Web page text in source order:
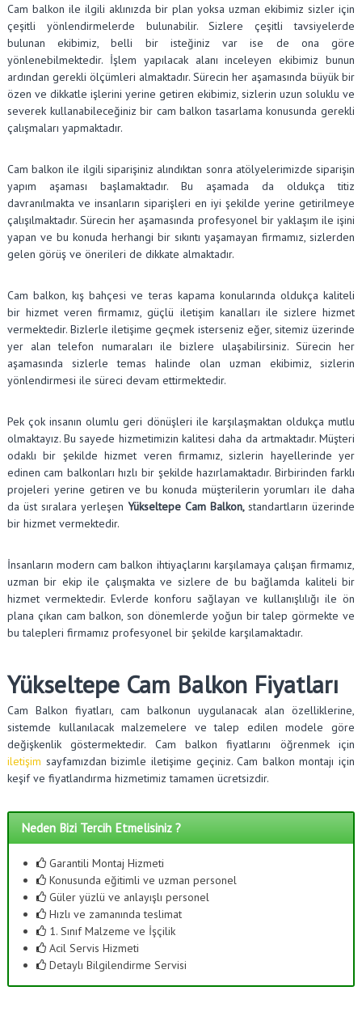
Cam balkon ile ilgili aklınızda bir plan yoksa uzman ekibimiz sizler için
çeşitli yönlendirmelerde bulunabilir. Sizlere çeşitli tavsiyelerde
bulunan ekibimiz, belli bir isteğiniz var ise de ona göre
yönlenebilmektedir. İşlem yapılacak alanı inceleyen ekibimiz bunun
ardından gerekli ölçümleri almaktadır. Sürecin her aşamasında büyük bir
özen ve dikkatle işlerini yerine getiren ekibimiz, sizlerin uzun soluklu ve
severek kullanabileceğiniz bir cam balkon tasarlama konusunda gerekli
çalışmaları yapmaktadır.
Cam balkon ile ilgili siparişiniz alındıktan sonra atölyelerimizde siparişin
yapım aşaması başlamaktadır. Bu aşamada da oldukça titiz
davranılmakta ve insanların siparişleri en iyi şekilde yerine getirilmeye
çalışılmaktadır. Sürecin her aşamasında profesyonel bir yaklaşım ile işini
yapan ve bu konuda herhangi bir sıkıntı yaşamayan firmamız, sizlerden
gelen görüş ve önerileri de dikkate almaktadır.
Cam balkon, kış bahçesi ve teras kapama konularında oldukça kaliteli
bir hizmet veren firmamız, güçlü iletişim kanalları ile sizlere hizmet
vermektedir. Bizlerle iletişime geçmek isterseniz eğer, sitemiz üzerinde
yer alan telefon numaraları ile bizlere ulaşabilirsiniz. Sürecin her
aşamasında sizlerle temas halinde olan uzman ekibimiz, sizlerin
yönlendirmesi ile süreci devam ettirmektedir.
Pek çok insanın olumlu geri dönüşleri ile karşılaşmaktan oldukça mutlu
olmaktayız. Bu sayede hizmetimizin kalitesi daha da artmaktadır. Müşteri
odaklı bir şekilde hizmet veren firmamız, sizlerin hayellerinde yer
edinen cam balkonları hızlı bir şekilde hazırlamaktadır. Birbirinden farklı
projeleri yerine getiren ve bu konuda müşterilerin yorumları ile daha
da üst sıralara yerleşen Yükseltepe Cam Balkon,standartların üzerinde
bir hizmet vermektedir.
İnsanların modern cam balkon ihtiyaçlarını karşılamaya çalışan firmamız,
uzman bir ekip ile çalışmakta ve sizlere de bu bağlamda kaliteli bir
hizmet vermektedir. Evlerde konforu sağlayan ve kullanışlılığı ile ön
plana çıkan cam balkon, son dönemlerde yoğun bir talep görmekte ve
bu talepleri firmamız profesyonel bir şekilde karşılamaktadır.
Yükseltepe Cam Balkon Fiyatları
Cam Balkon fiyatları, cam balkonun uygulanacak alan özelliklerine,
sistemde kullanılacak malzemelere ve talep edilen modele göre
değişkenlik göstermektedir. Cam balkon fiyatlarını öğrenmek için
iletişim sayfamızdan bizimle iletişime geçiniz. Cam balkon montajı için
keşif ve fiyatlandırma hizmetimiz tamamen ücretsizdir.
Neden Bizi Tercih Etmelisiniz ?
Garantili Montaj Hizmeti
Konusunda eğitimli ve uzman personel
Güler yüzlü ve anlayışlı personel
Hızlı ve zamanında teslimat
1. Sınıf Malzeme ve İşçilik
Acil Servis Hizmeti
Detaylı Bilgilendirme Servisi